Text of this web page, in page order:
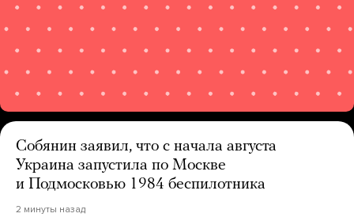
Собянин заявил, что с начала августа
Украина запустила по Москве
и Подмосковью 1984 беспилотника
2 минуты назад